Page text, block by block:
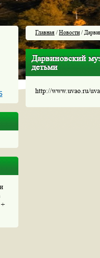
Главная /Новости/
Дарвиновский
детьми
http://www.uvao.ru/